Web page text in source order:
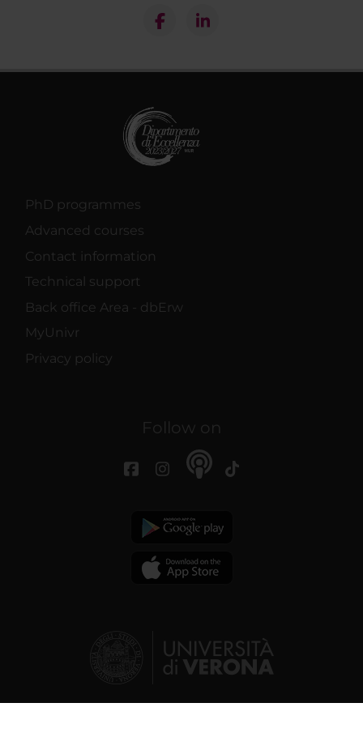
PhD programmes
Advanced courses
Contact information
Technical support
Back office Area - dbErw
MyUnivr
Privacy policy
Follow on